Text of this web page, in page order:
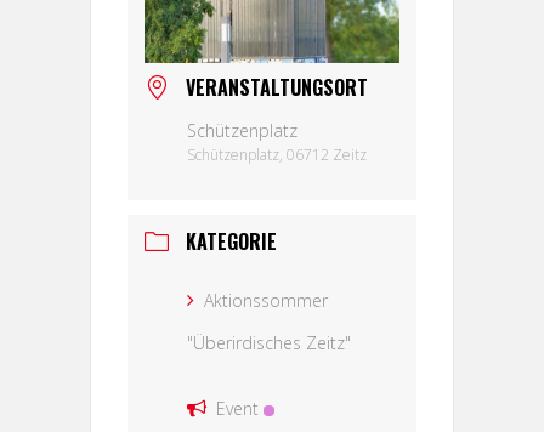
VERANSTALTUNGSORT
Schützenplatz
Schützenplatz, 06712 Zeitz
KATEGORIE
Aktionssommer
"Überirdisches Zeitz"
Event